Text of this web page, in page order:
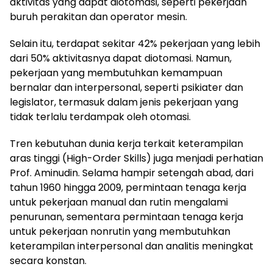
buruh perakitan dan operator mesin.
Selain itu, terdapat sekitar 42% pekerjaan yang lebih
dari 50% aktivitasnya dapat diotomasi. Namun,
pekerjaan yang membutuhkan kemampuan
bernalar dan interpersonal, seperti psikiater dan
legislator, termasuk dalam jenis pekerjaan yang
tidak terlalu terdampak oleh otomasi.
Tren kebutuhan dunia kerja terkait keterampilan
aras tinggi (High-Order Skills) juga menjadi perhatian
Prof. Aminudin. Selama hampir setengah abad, dari
tahun 1960 hingga 2009, permintaan tenaga kerja
untuk pekerjaan manual dan rutin mengalami
penurunan, sementara permintaan tenaga kerja
untuk pekerjaan nonrutin yang membutuhkan
keterampilan interpersonal dan analitis meningkat
secara konstan.